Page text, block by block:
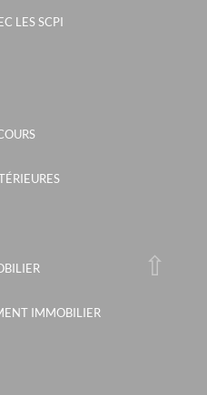
saône
LES SCPI
IMMOBILIER